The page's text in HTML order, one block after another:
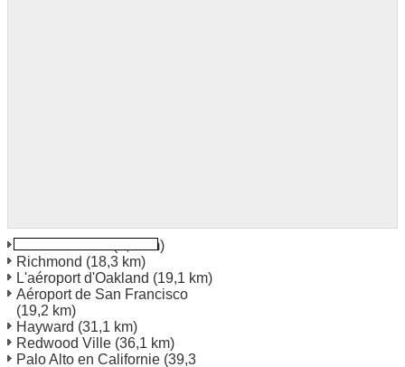
(0,2 km)
Richmond (18,3 km)
L'aéroport d'Oakland (19,1 km)
Aéroport de San Francisco
(19,2 km)
Hayward (31,1 km)
Redwood Ville (36,1 km)
Palo Alto en Californie (39,3